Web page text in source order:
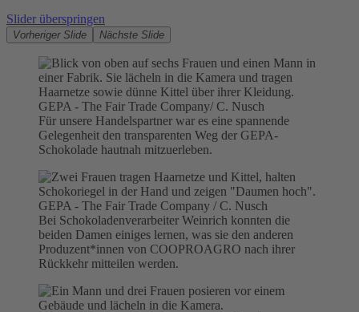
Slider überspringen
Vorheriger Slide Nächste Slide
GEPA - The Fair Trade Company/ C. Nusch
Für unsere Handelspartner war es eine spannende
Gelegenheit den transparenten Weg der GEPA-
Schokolade hautnah mitzuerleben.
GEPA - The Fair Trade Company / C. Nusch
Bei Schokoladenverarbeiter Weinrich konnten die
beiden Damen einiges lernen, was sie den anderen
Produzent*innen von COOPROAGRO nach ihrer
Rückkehr mitteilen werden.